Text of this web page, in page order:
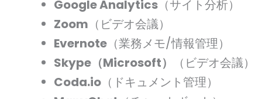
Google Analytics （サイト分析）
Zoom （ビデオ会議）
Evernote （業務メモ/情報管理）
Skype（Microsoft）
（ビデオ会議）
Coda.io （ドキュメント管理）